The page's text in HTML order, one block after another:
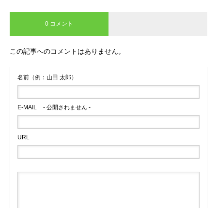
0 コメント
この記事へのコメントはありません。
名前（例：山田 太郎）
E-MAIL - 公開されません -
URL